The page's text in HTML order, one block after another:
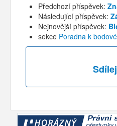
Předchozí příspěvek:
Následující příspěvek:
Nejnovější příspěvek:
sekce Poradna k